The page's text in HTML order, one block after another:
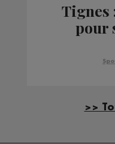
Tignes
pour
>>